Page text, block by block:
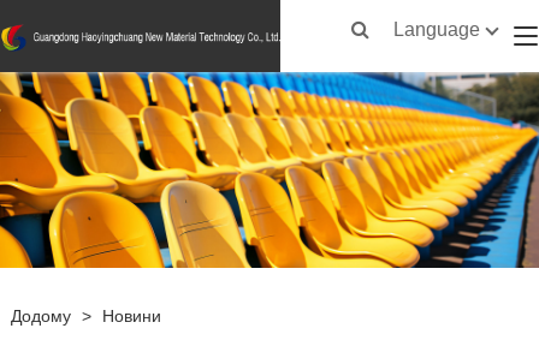
Language
Додому > Новини